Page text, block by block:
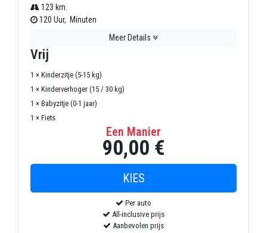
123 km.
120 Uur, Minuten
Meer Details
Vrij
1 × Kinderzitje (5-15 kg)
1 × Kinderverhoger (15 / 30 kg)
1 × Babyzitje (0-1 jaar)
1 × Fiets
Een Manier
90,00 €
Per auto
All-inclusive prijs
Aanbevolen prijs